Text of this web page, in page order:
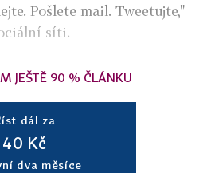
Pošlete mail. Tweetujte,"
síti.
JEŠTĚ 90 % ČLÁNKU
dál za
40 Kč
dva měsíce